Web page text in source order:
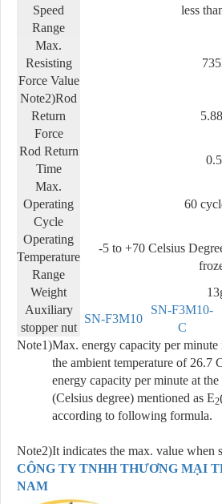
Speed
Range
less
Max.
Resisting
Force Value
Note2)Rod
Return
Force
Rod Return
Time
Max.
Operating
Cycle
60
Operating
Temperature
Range
-5 to +70 Celsius
Weight
Auxiliary
stopper nut
SN-F3M10
SN-F3M10-
C
Note1)Max. energy capacity per
the ambient temperature of 26.7
energy capacity per minute at
(Celsius degree) mentioned as E2
according to following formula.
Note2)It indicates the max. value when
CÔNG TY TNHH THƯƠNG MẠI
NAM